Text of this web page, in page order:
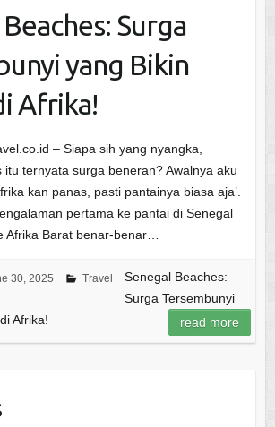
Surga
yang Bikin
Afrika!
– Siapa sih yang nyangka,
itu ternyata surga beneran? Awalnya aku
kan panas, pasti pantainya biasa aja’.
pertama ke pantai di Senegal
Afrika Barat benar-benar…
30, 2025 Travel
Senegal Beaches:
Surga Tersembunyi
Afrika!
read more